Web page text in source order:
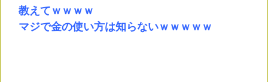
教えてｗｗｗｗ
マジで金の使い方は知らないｗｗｗｗｗ